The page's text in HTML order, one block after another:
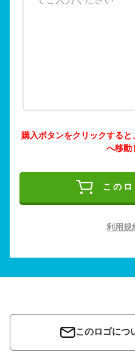
購入ボタンをクリックする
へ移動
この
利用規
このロゴにつ